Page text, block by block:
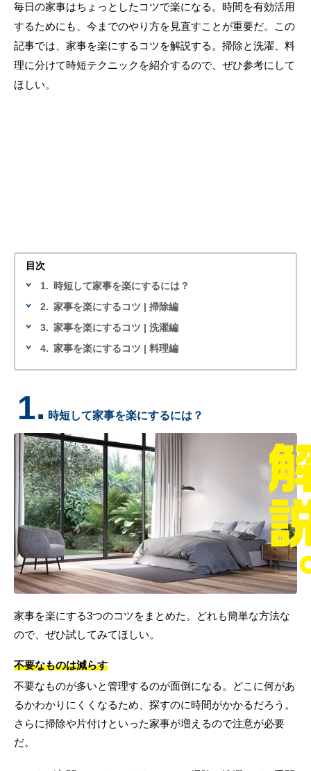
毎日の家事はちょっとしたコツで楽になる。時間を有効活用
するためにも、今までのやり方を見直すことが重要だ。この
記事では、家事を楽にするコツを解説する。掃除と洗濯、料
理に分けて時短テクニックを紹介するので、ぜひ参考にして
ほしい。
目次
1. 時短して家事を楽にするには？
2. 家事を楽にするコツ | 掃除編
3. 家事を楽にするコツ | 洗濯編
4. 家事を楽にするコツ | 料理編
1. 時短して家事を楽にするには？
家事を楽にする3つのコツをまとめた。どれも簡単な方法な
ので、ぜひ試してみてほしい。
不要なものは減らす
不要なものが多いと管理するのが面倒になる。どこに何があ
るかわかりにくくなるため、探すのに時間がかかるだろう。
さらに掃除や片付けといった家事が増えるので注意が必要
だ。